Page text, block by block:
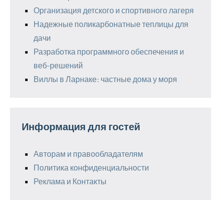
Организация детского и спортивного лагеря
Надежные поликарбонатные теплицы для
дачи
Разработка программного обеспечения и
веб-решений
Виллы в Ларнаке: частные дома у моря
Информация для гостей
Авторам и правообладателям
Политика конфиденциальности
Реклама и Контакты